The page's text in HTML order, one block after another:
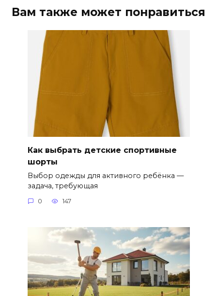
Вам также может понравиться
Как выбрать детские спортивные
шорты
Выбор одежды для активного ребёнка —
задача, требующая
0 147